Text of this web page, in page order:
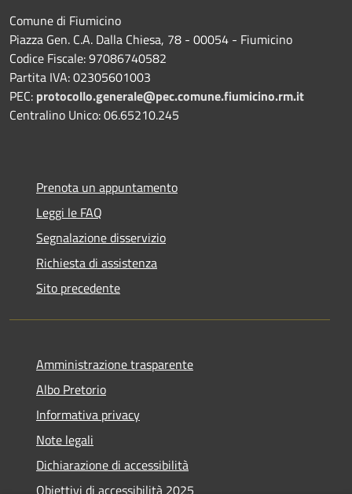
Comune di Fiumicino
Piazza Gen. C.A. Dalla Chiesa, 78 - 00054 - Fiumicino
Codice Fiscale: 97086740582
Partita IVA: 02305601003
PEC: protocollo.generale@pec.comune.fiumicino.rm.it
Centralino Unico: 06.65210.245
Prenota un appuntamento
Leggi le FAQ
Segnalazione disservizio
Richiesta di assistenza
Sito precedente
Amministrazione trasparente
Albo Pretorio
Informativa privacy
Note legali
Dichiarazione di accessibilità
Obiettivi di accessibilità 2025